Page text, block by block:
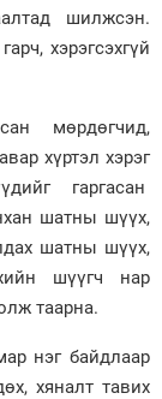
шилжсэн.
хэрэгсэхгүй
мөрдөгчид,
хүртэл хэрэг
гаргасан
шатны шүүх,
шатны шүүх,
шүүгч нар
таарна.
нэг байдлаар
хяналт тавих